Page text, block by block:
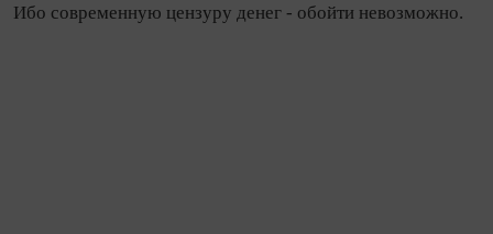
Ибо современную цензуру денег - обойти невозможно.